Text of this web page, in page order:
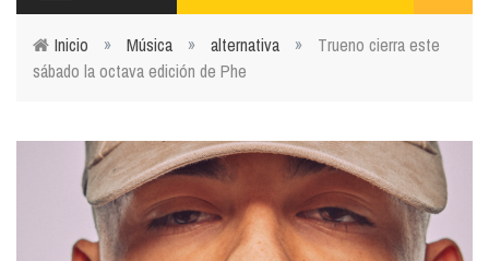
Usted está aquí
Inicio » Música » alternativa »
Trueno cierra este
sábado la octava edición de Phe